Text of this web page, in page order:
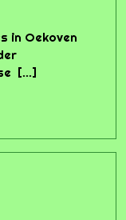
in Oekoven
[...]